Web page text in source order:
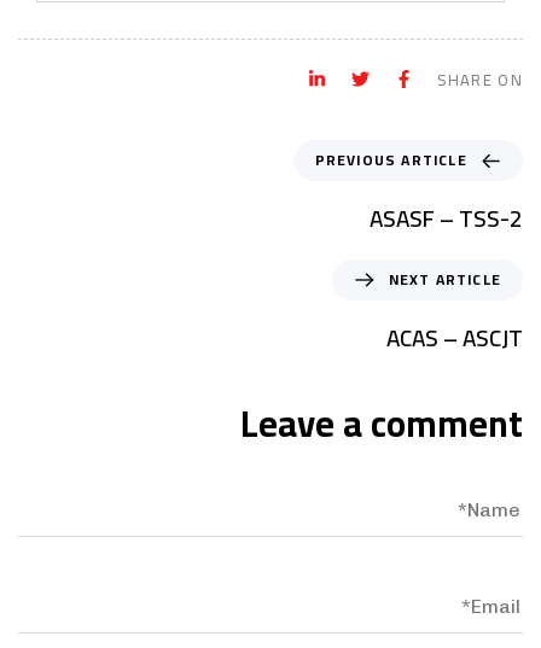
SHARE ON
PREVIOUS ARTICLE
ASASF – TSS-2
NEXT ARTICLE
ACAS – ASCJT
Leave a comment